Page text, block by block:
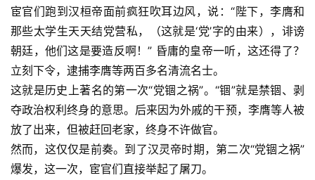
登录 注册
宦官们跑到汉桓帝面前疯狂吹耳边风，说：“陛下，李膺和
那些太学生天天结党营私，（这就是‘党’字的由来），诽谤
朝廷，他们这是要造反啊！” 昏庸的皇帝一听，这还得了？
立刻下令，逮捕李膺等两百多名清流名士。
这就是历史上著名的第一次“党锢之祸”。“锢”就是禁锢、剥
夺政治权利终身的意思。后来因为外戚的干预，李膺等人被
放了出来，但被赶回老家，终身不许做官。
然而，这仅仅是前奏。到了汉灵帝时期，第二次“党锢之祸”
爆发，这一次，宦官们直接举起了屠刀。